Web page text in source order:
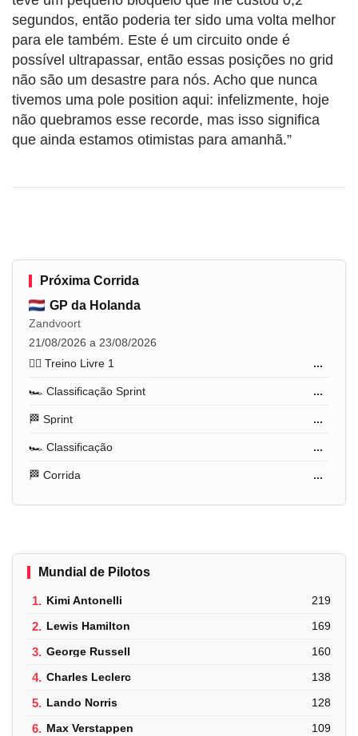
segundos, então poderia ter sido uma volta melhor
para ele também. Este é um circuito onde é
possível ultrapassar, então essas posições no grid
não são um desastre para nós. Acho que nunca
tivemos uma pole position aqui: infelizmente, hoje
não quebramos esse recorde, mas isso significa
que ainda estamos otimistas para amanhã.”
Próxima Corrida
GP da Holanda
Zandvoort
21/08/2026 a 23/08/2026
🏋️‍♂️ Treino Livre 1
...
🏎️ Classificação Sprint ...
🏁 Sprint ...
🏎️ Classificação ...
🏁 Corrida ...
Mundial de Pilotos
1. Kimi Antonelli 219
2. Lewis Hamilton 169
3. George Russell 160
4. Charles Leclerc 138
5. Lando Norris 128
6. Max Verstappen 109